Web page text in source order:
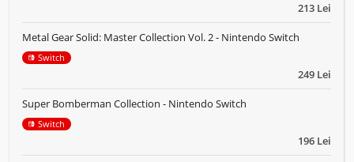
213 Lei
249 Lei
Metal Gear Solid: Master Collection Vol. 2 - Nintendo Switch
Switch
196 Lei
Super Bomberman Collection - Nintendo Switch
Switch